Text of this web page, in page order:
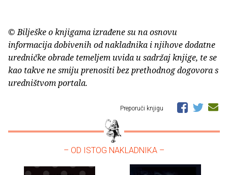
© Bilješke o knjigama izrađene su na osnovu
informacija dobivenih od nakladnika i njihove dodatne
uredničke obrade temeljem uvida u sadržaj knjige, te se
kao takve ne smiju prenositi bez prethodnog dogovora s
uredništvom portala.
Preporuči knjigu
– OD ISTOG NAKLADNIKA –